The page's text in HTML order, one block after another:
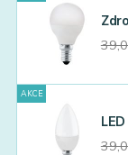
AKCE